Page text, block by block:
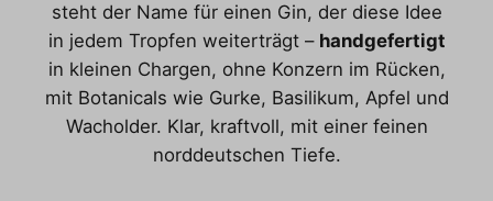
steht der Name für einen Gin, der diese Idee
in jedem Tropfen weiterträgt – handgefertigt
in kleinen Chargen, ohne Konzern im Rücken,
mit Botanicals wie Gurke, Basilikum, Apfel und
Wacholder. Klar, kraftvoll, mit einer feinen
norddeutschen Tiefe.